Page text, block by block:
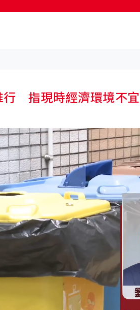
行 指現時經濟環境不